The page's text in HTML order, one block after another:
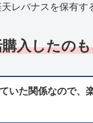
レバナスを保有す
入したの
いた関係なので、